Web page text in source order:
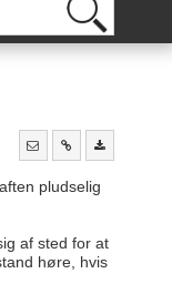
pludselig
af sted for at
høre, hvis